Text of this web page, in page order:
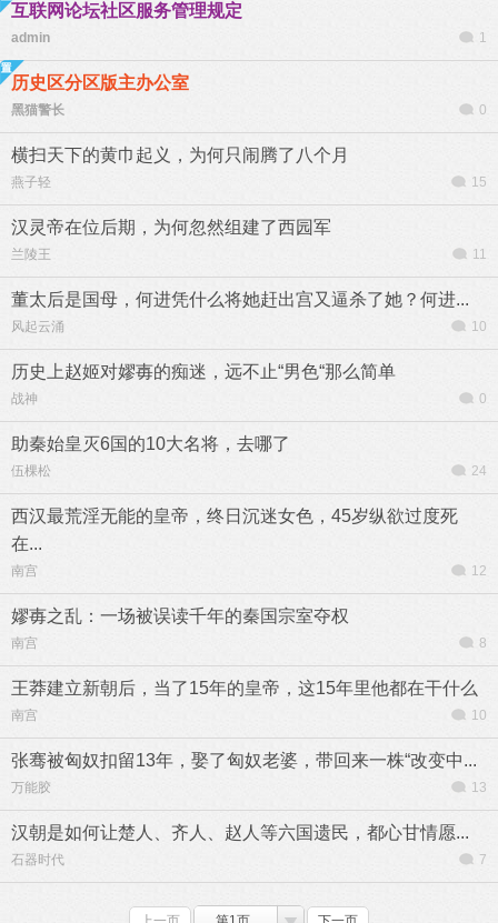
互联网论坛社区服务管理规定
admin 1
历史区分区版主办公室
黑猫警长 0
横扫天下的黄巾起义，为何只闹腾了八个月
燕子轻 15
汉灵帝在位后期，为何忽然组建了西园军
兰陵王 11
董太后是国母，何进凭什么将她赶出宫又逼杀了她？何进...
风起云涌 10
历史上赵姬对嫪毐的痴迷，远不止“男色“那么简单
战神 0
助秦始皇灭6国的10大名将，去哪了
伍棵松 24
西汉最荒淫无能的皇帝，终日沉迷女色，45岁纵欲过度死
在...
南宫 12
嫪毐之乱：一场被误读千年的秦国宗室夺权
南宫 8
王莽建立新朝后，当了15年的皇帝，这15年里他都在干什么
南宫 10
张骞被匈奴扣留13年，娶了匈奴老婆，带回来一株“改变中...
万能胶 13
汉朝是如何让楚人、齐人、赵人等六国遗民，都心甘情愿...
石器时代 7